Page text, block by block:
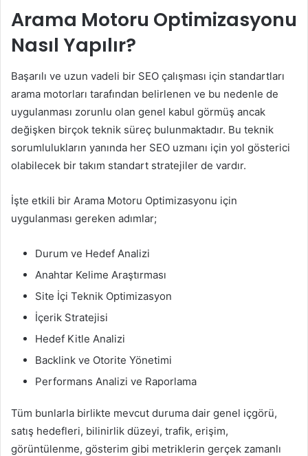
Arama Motoru Optimizasyonu
Nasıl Yapılır?
Başarılı ve uzun vadeli bir SEO çalışması için standartları
arama motorları tarafından belirlenen ve bu nedenle de
uygulanması zorunlu olan genel kabul görmüş ancak
değişken birçok teknik süreç bulunmaktadır. Bu teknik
sorumlulukların yanında her SEO uzmanı için yol gösterici
olabilecek bir takım standart stratejiler de vardır.
İşte etkili bir Arama Motoru Optimizasyonu için
uygulanması gereken adımlar;
Durum ve Hedef Analizi
Anahtar Kelime Araştırması
Site İçi Teknik Optimizasyon
İçerik Stratejisi
Hedef Kitle Analizi
Backlink ve Otorite Yönetimi
Performans Analizi ve Raporlama
Tüm bunlarla birlikte mevcut duruma dair genel içgörü,
satış hedefleri, bilinirlik düzeyi, trafik, erişim,
görüntülenme, gösterim gibi metriklerin gerçek zamanlı